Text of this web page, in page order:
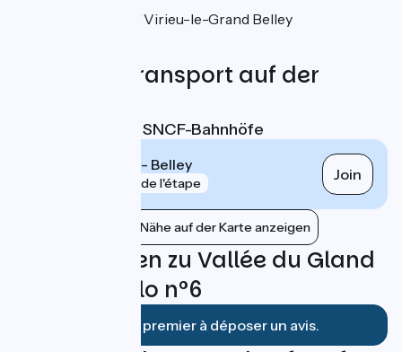
TER-Bahnhof Virieu-le-Grand Belley
Züge und Transport auf der
Nächstgelegene SNCF-Bahnhöfe
Virieu-le-Grand - Belley
5 km de l'étape Join
Bahnhöfe in der Nähe auf der Karte anzeigen
Bewertungen zu Vallée du Gland
- Boucle vélo n°6
Soyez le premier à déposer un avis.